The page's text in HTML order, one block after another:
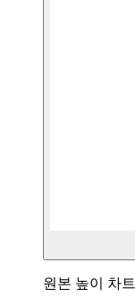
원본 높이 차트